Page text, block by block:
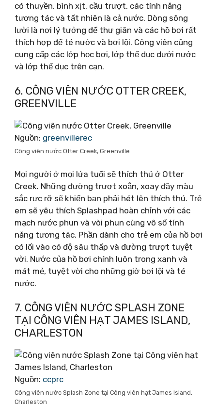
có thuyền, bình xịt, cầu trượt, các tính năng
tương tác và tất nhiên là cả nước. Dòng sông
lười là nơi lý tưởng để thư giãn và các hồ bơi rất
thích hợp để té nước và bơi lội. Công viên cũng
cung cấp các lớp học bơi, lớp thể dục dưới nước
và lớp thể dục trên cạn.
6. CÔNG VIÊN NƯỚC OTTER CREEK,
GREENVILLE
Nguồn: greenvillerec
Công viên nước Otter Creek, Greenville
Mọi người ở mọi lứa tuổi sẽ thích thú ở Otter
Creek. Những đường trượt xoắn, xoay đầy màu
sắc rực rỡ sẽ khiến bạn phải hét lên thích thú. Trẻ
em sẽ yêu thích Splashpad hoàn chỉnh với các
mạch nước phun và vòi phun cùng vô số tính
năng tương tác. Phần dành cho trẻ em của hồ bơi
có lối vào có độ sâu thấp và đường trượt tuyệt
vời. Nước của hồ bơi chính luôn trong xanh và
mát mẻ, tuyệt vời cho những giờ bơi lội và té
nước.
7. CÔNG VIÊN NƯỚC SPLASH ZONE
TẠI CÔNG VIÊN HẠT JAMES ISLAND,
CHARLESTON
Nguồn: ccprc
Công viên nước Splash Zone tại Công viên hạt James Island,
Charleston